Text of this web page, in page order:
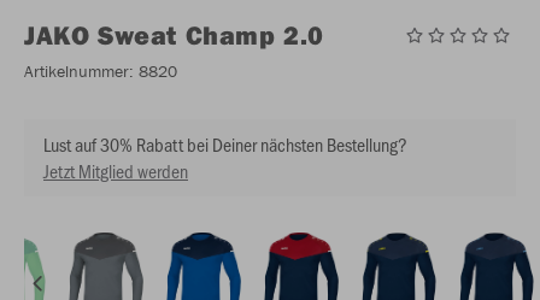
JAKO Sweat Champ 2.0
Artikelnummer: 8820
Lust auf 30% Rabatt bei Deiner nächsten Bestellung?
Jetzt Mitglied werden